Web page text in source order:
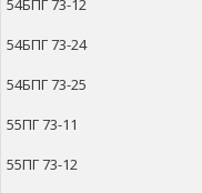
54БПГ 73-12
54БПГ 73-24
54БПГ 73-25
55ПГ 73-11
55ПГ 73-12